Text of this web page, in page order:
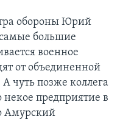
обороны Юрий
большие
военное
от объединенной
чуть позже коллега
некое предприятие в
Амурский